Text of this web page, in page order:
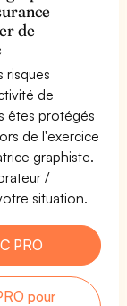
de
risques
de
êtes protégés
de l'exercice
graphiste.
/
situation.
PRO
pour